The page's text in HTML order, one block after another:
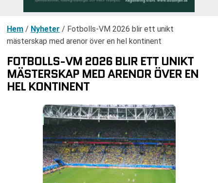
Hem / Nyheter / Fotbolls-VM 2026 blir ett unikt
mästerskap med arenor över en hel kontinent
FOTBOLLS-VM 2026 BLIR ETT UNIKT
MÄSTERSKAP MED ARENOR ÖVER EN
HEL KONTINENT